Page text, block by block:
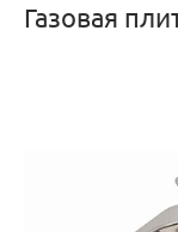
Газовая